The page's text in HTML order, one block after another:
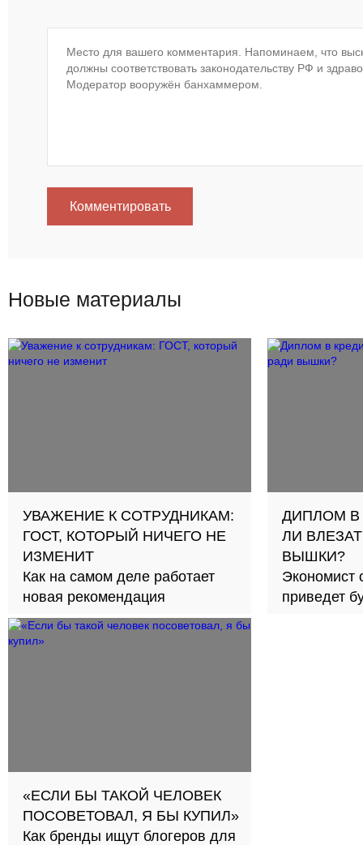
Комментировать
Новые материалы
УВАЖЕНИЕ К СОТРУДНИКАМ:
ГОСТ, КОТОРЫЙ НИЧЕГО НЕ
ИЗМЕНИТ
Как на самом деле работает
новая рекомендация
ДИПЛОМ В
ЛИ
ВЫШКИ?
Экономист
приведет
«ЕСЛИ БЫ ТАКОЙ ЧЕЛОВЕК
ПОСОВЕТОВАЛ, Я БЫ КУПИЛ»
Как бренды ищут блогеров для